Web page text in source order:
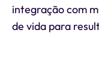
integração com
de vida para